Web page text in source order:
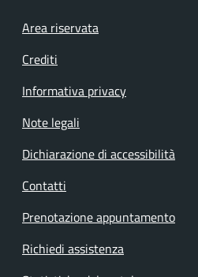
Footer menu
Area riservata
Crediti
Informativa privacy
Note legali
Dichiarazione di accessibilità
Contatti
Prenotazione appuntamento
Richiedi assistenza